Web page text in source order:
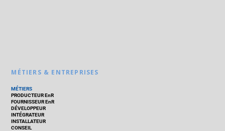
MÉTIERS & ENTREPRISES
MÉTIERS
PRODUCTEUR EnR
FOURNISSEUR EnR
DÉVELOPPEUR
INTÉGRATEUR
INSTALLATEUR
CONSEIL